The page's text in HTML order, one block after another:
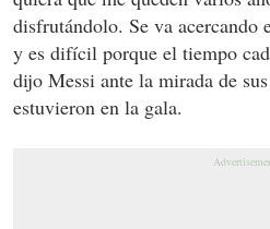
disfrutándolo. Se va acercando
y es difícil porque el tiempo
dijo Messi ante la mirada de
estuvieron en la gala.